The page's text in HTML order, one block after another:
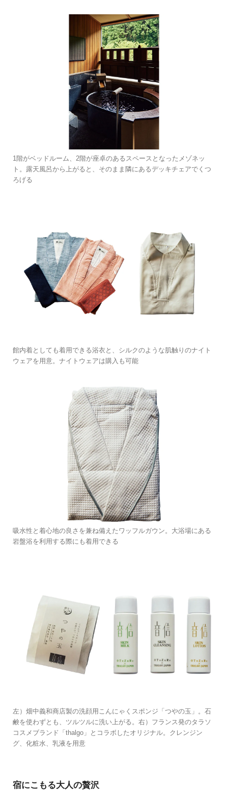
1階がベッドルーム、2階が座卓のあるスペースとなったメゾネッ
ト。露天風呂から上がると、そのまま隣にあるデッキチェアでくつ
ろげる
館内着としても着用できる浴衣と、シルクのような肌触りのナイト
ウェアを用意。ナイトウェアは購入も可能
吸水性と着心地の良さを兼ね備えたワッフルガウン。大浴場にある
岩盤浴を利用する際にも着用できる
左）畑中義和商店製の洗顔用こんにゃくスポンジ「つやの玉」。石
鹸を使わずとも、ツルツルに洗い上がる。右）フランス発のタラソ
コスメブランド「thalgo」とコラボしたオリジナル。クレンジン
グ、化粧水、乳液を用意
宿にこもる大人の贅沢